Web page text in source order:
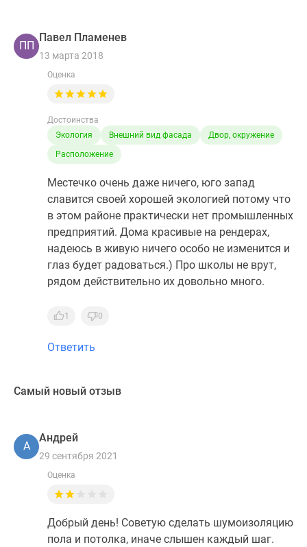
ПП
Павел Пламенев
13 марта 2018
Оценка
Достоинства
Экология
Внешний вид фасада
Двор, окружение
Расположение
Местечко очень даже ничего, юго запад
славится своей хорошей экологией потому что
в этом районе практически нет промышленных
предприятий. Дома красивые на рендерах,
надеюсь в живую ничего особо не изменится и
глаз будет радоваться.) Про школы не врут,
рядом действительно их довольно много.
1 0
Ответить
Самый новый отзыв
А
Андрей
29 сентября 2021
Оценка
Добрый день! Советую сделать шумоизоляцию
пола и потолка, иначе слышен каждый шаг.